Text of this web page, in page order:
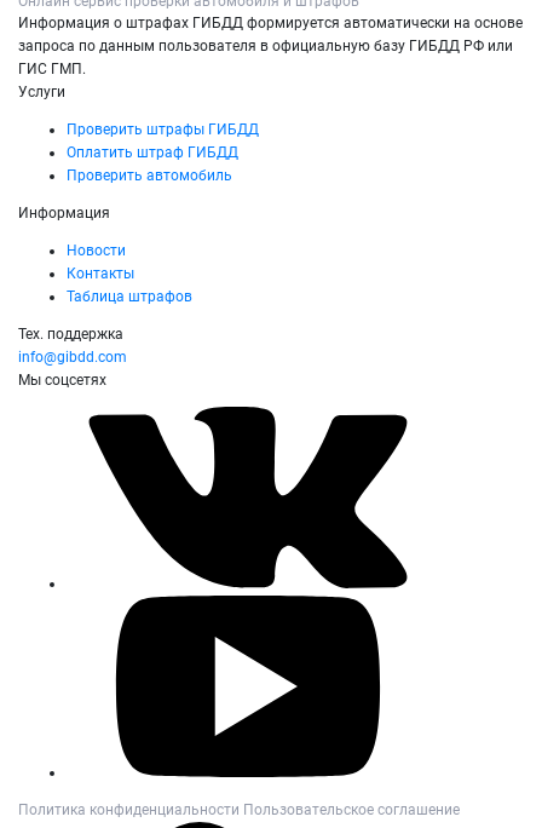
Информация о штрафах ГИБДД формируется автоматически на основе
запроса по данным пользователя в официальную базу ГИБДД РФ или
ГИС ГМП.
Услуги
Проверить штрафы ГИБДД
Оплатить штраф ГИБДД
Проверить автомобиль
Информация
Новости
Контакты
Таблица штрафов
Тех. поддержка
info@gibdd.com
Мы соцсетях
Политика конфиденциальности Пользовательское соглашение